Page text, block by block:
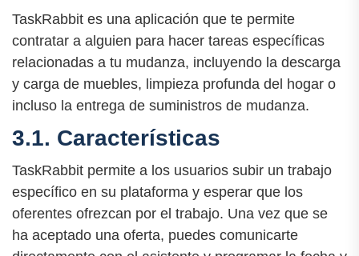
TaskRabbit es una aplicación que te permite
contratar a alguien para hacer tareas específicas
relacionadas a tu mudanza, incluyendo la descarga
y carga de muebles, limpieza profunda del hogar o
incluso la entrega de suministros de mudanza.
3.1. Características
TaskRabbit permite a los usuarios subir un trabajo
específico en su plataforma y esperar que los
oferentes ofrezcan por el trabajo. Una vez que se
ha aceptado una oferta, puedes comunicarte